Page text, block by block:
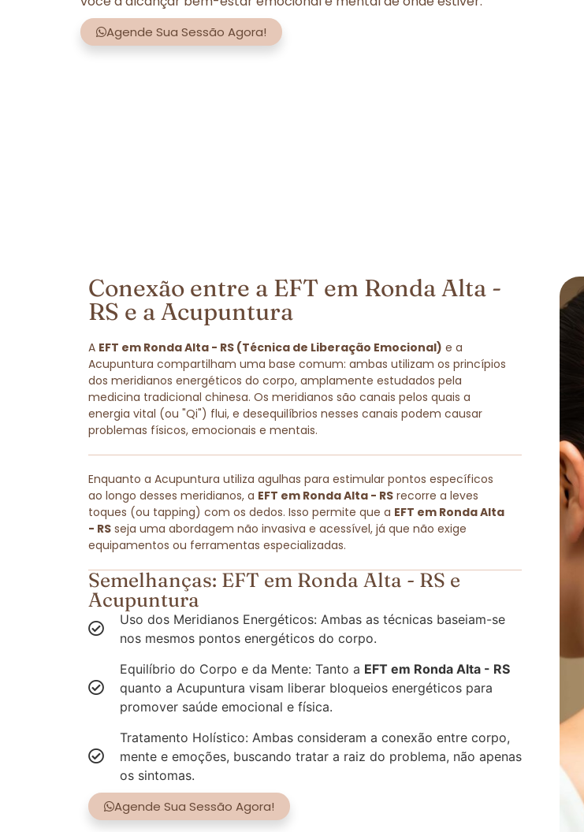
Agende Sua Sessão Agora!
Conexão entre a EFT em Ronda Alta -
RS e a Acupuntura
A EFT em Ronda Alta - RS (Técnica de Liberação Emocional) e a
Acupuntura compartilham uma base comum: ambas utilizam os princípios
dos meridianos energéticos do corpo, amplamente estudados pela
medicina tradicional chinesa. Os meridianos são canais pelos quais a
energia vital (ou "Qi") flui, e desequilíbrios nesses canais podem causar
problemas físicos, emocionais e mentais.
Enquanto a Acupuntura utiliza agulhas para estimular pontos específicos
ao longo desses meridianos, a EFT em Ronda Alta - RS recorre a leves
toques (ou tapping) com os dedos. Isso permite que a EFT em Ronda Alta
- RS seja uma abordagem não invasiva e acessível, já que não exige
equipamentos ou ferramentas especializadas.
Semelhanças: EFT em Ronda Alta - RS e
Acupuntura
Uso dos Meridianos Energéticos: Ambas as técnicas baseiam-se
nos mesmos pontos energéticos do corpo.
Equilíbrio do Corpo e da Mente: Tanto a EFT em Ronda Alta - RS
quanto a Acupuntura visam liberar bloqueios energéticos para
promover saúde emocional e física.
Tratamento Holístico: Ambas consideram a conexão entre corpo,
mente e emoções, buscando tratar a raiz do problema, não apenas
os sintomas.
Agende Sua Sessão Agora!